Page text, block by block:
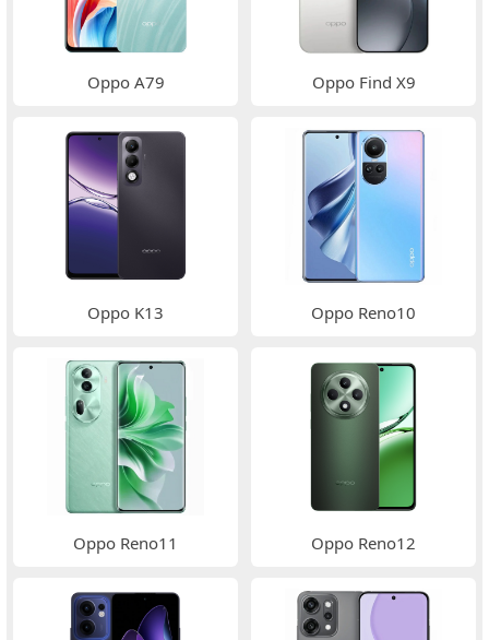
Oppo A79 Oppo Find X9
Oppo K13 Oppo Reno10
Oppo Reno11 Oppo Reno12